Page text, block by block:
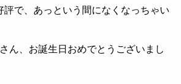
評で、あっという間になくなっちゃい
ん、お誕生日おめでとうございまし